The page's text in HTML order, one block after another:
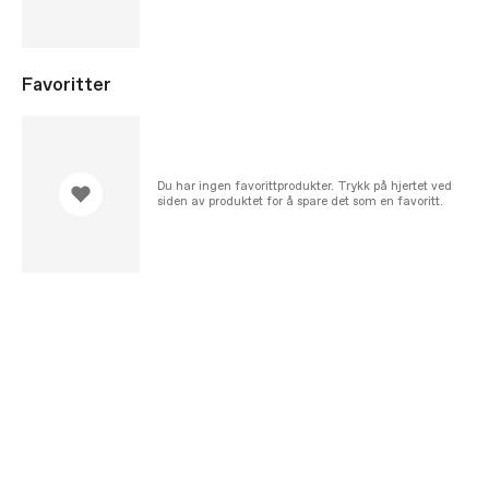
Favoritter
Du har ingen favorittprodukter. Trykk på hjertet ved
siden av produktet for å spare det som en favoritt.